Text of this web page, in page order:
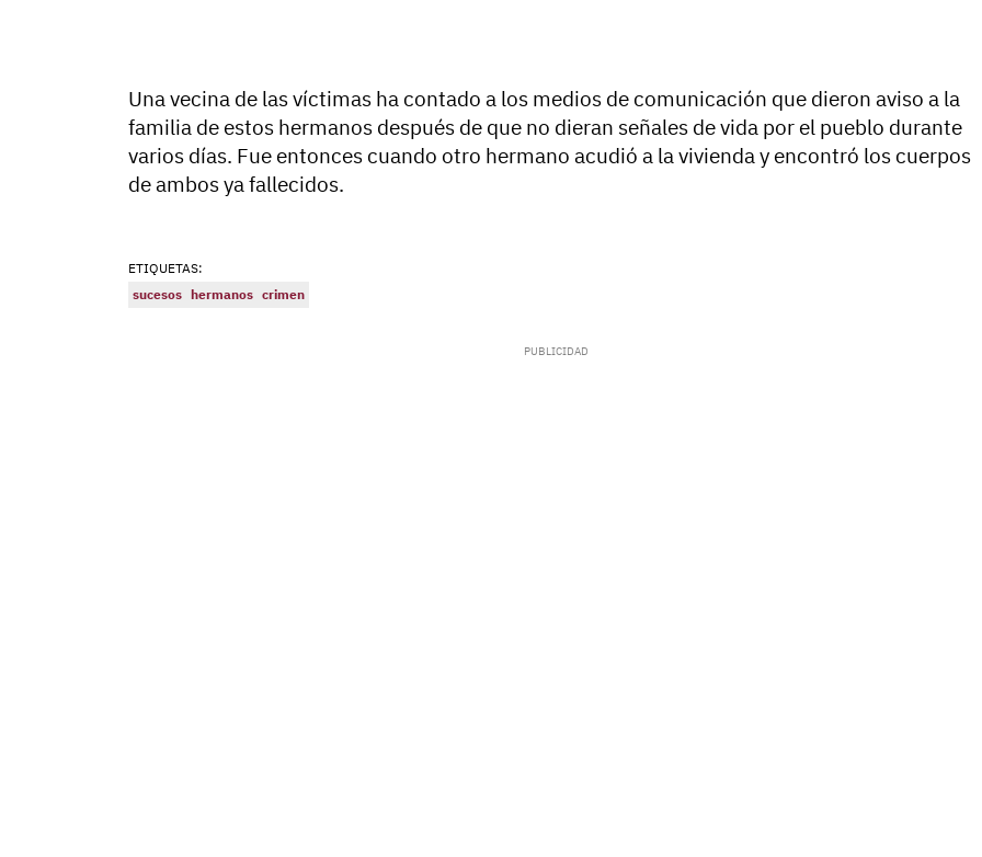
Una vecina de las víctimas ha contado a los medios de comunicación que dieron aviso a la
familia de estos hermanos después de que no dieran señales de vida por el pueblo durante
varios días. Fue entonces cuando otro hermano acudió a la vivienda y encontró los cuerpos
de ambos ya fallecidos.
ETIQUETAS:
sucesos hermanos crimen